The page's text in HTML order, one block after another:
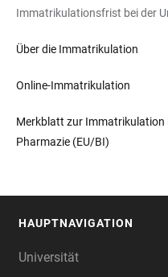
Immatrikulationsfrist bei der
Über die Immatrikulation
Online-Immatrikulation
Merkblatt zur Immatrikulation
Pharmazie (EU/BI)
HAUPTNAVIGATION
Universität